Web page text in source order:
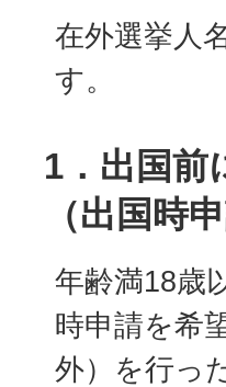
在外選挙人
す。
1．出国前
（出国時申
年齢満18歳
時申請を希
外）を行っ